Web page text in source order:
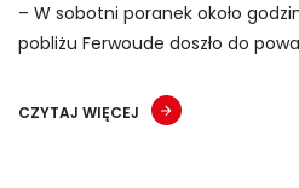
– W sobotni poranek około
pobliżu Ferwoude doszło do
CZYTAJ WIĘCEJ